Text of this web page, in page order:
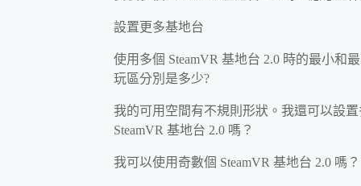
設置更多基地台
使用多個 SteamVR 基地台 2.0 時的最小和
玩區分別是多少?
我的可用空間有不規則形狀。我還可以設置
SteamVR 基地台 2.0 嗎？
我可以使用奇數個 SteamVR 基地台 2.0 嗎？